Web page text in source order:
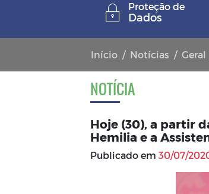
Proteção de
Dados
Início Notícias Geral
NOTÍCIA
Hoje (30), a partir
Hemilia e a
Publicado em 30/07/